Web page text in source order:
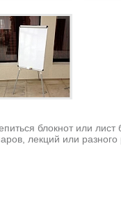
блокнот или лист
лекций или разного